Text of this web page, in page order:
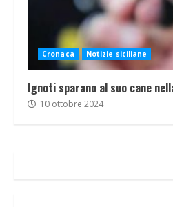
Cronaca Notizie siciliane
Ignoti sparano al suo cane
10 ottobre 2024